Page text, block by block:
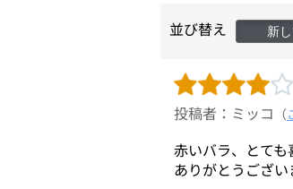
並び替え 新
投稿者：ミッコ （
赤いバラ、とても
ありがとうござ